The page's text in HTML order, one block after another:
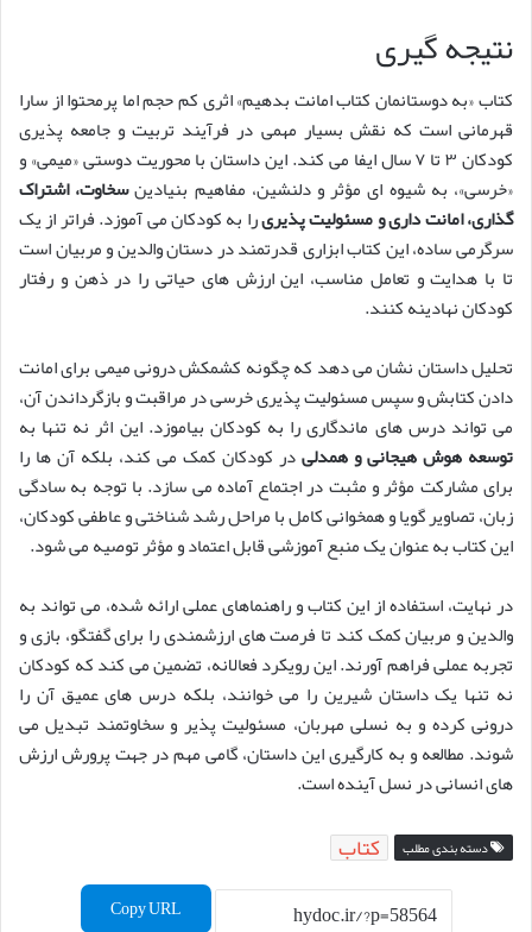
نتیجه گیری
کتاب «به دوستانمان کتاب امانت بدهیم» اثری کم حجم اما پرمحتوا از سارا
قهرمانی است که نقش بسیار مهمی در فرآیند تربیت و جامعه پذیری
کودکان ۳ تا ۷ سال ایفا می کند. این داستان با محوریت دوستی «میمی» و
«خرسی»، به شیوه ای مؤثر و دلنشین، مفاهیم بنیادینسخاوت، اشتراک
گذاری، امانت داری و مسئولیت پذیریرا به کودکان می آموزد. فراتر از یک
سرگرمی ساده، این کتاب ابزاری قدرتمند در دستان والدین و مربیان است
تا با هدایت و تعامل مناسب، این ارزش های حیاتی را در ذهن و رفتار
کودکان نهادینه کنند.
تحلیل داستان نشان می دهد که چگونه کشمکش درونی میمی برای امانت
دادن کتابش و سپس مسئولیت پذیری خرسی در مراقبت و بازگرداندن آن،
می تواند درس های ماندگاری را به کودکان بیاموزد. این اثر نه تنها به
توسعه هوش هیجانی و همدلیدر کودکان کمک می کند، بلکه آن ها را
برای مشارکت مؤثر و مثبت در اجتماع آماده می سازد. با توجه به سادگی
زبان، تصاویر گویا و همخوانی کامل با مراحل رشد شناختی و عاطفی کودکان،
این کتاب به عنوان یک منبع آموزشی قابل اعتماد و مؤثر توصیه می شود.
در نهایت، استفاده از این کتاب و راهنماهای عملی ارائه شده، می تواند به
والدین و مربیان کمک کند تا فرصت های ارزشمندی را برای گفتگو، بازی و
تجربه عملی فراهم آورند. این رویکرد فعالانه، تضمین می کند که کودکان
نه تنها یک داستان شیرین را می خوانند، بلکه درس های عمیق آن را
درونی کرده و به نسلی مهربان، مسئولیت پذیر و سخاوتمند تبدیل می
شوند. مطالعه و به کارگیری این داستان، گامی مهم در جهت پرورش ارزش
های انسانی در نسل آینده است.
دسته بندی مطلب کتاب
Copy URL